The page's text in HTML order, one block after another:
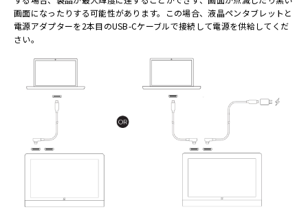
画面になったりする可能性があります。この場合、液晶ペンタブレットと
電源アダプターを2本目のUSB-Cケーブルで接続して電源を供給してくだ
さい。